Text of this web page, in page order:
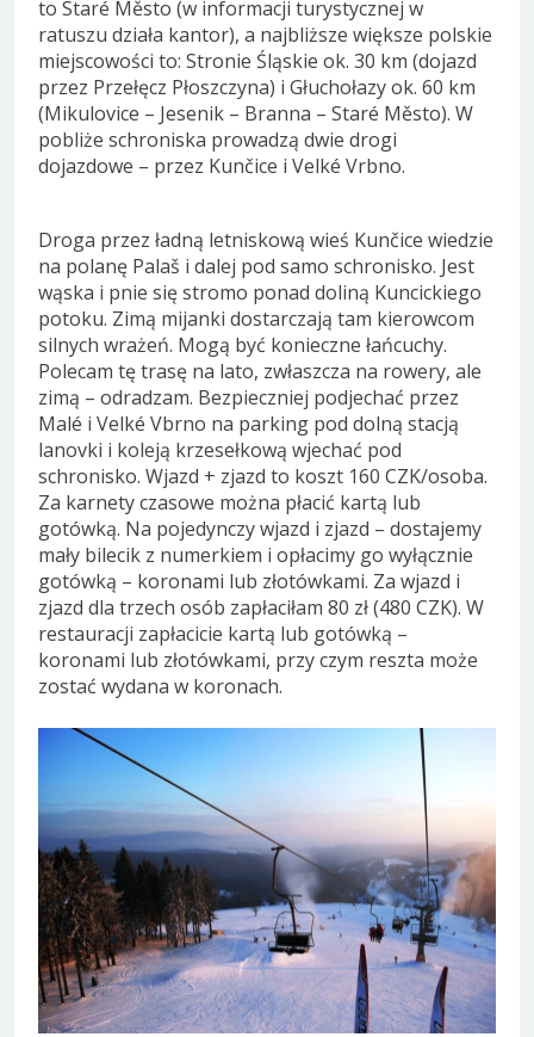
to Staré Město (w informacji turystycznej w
ratuszu działa kantor), a najbliższe większe polskie
miejscowości to: Stronie Śląskie ok. 30 km (dojazd
przez Przełęcz Płoszczyna) i Głuchołazy ok. 60 km
(Mikulovice – Jesenik – Branna – Staré Město). W
pobliże schroniska prowadzą dwie drogi
dojazdowe – przez Kunčice i Velké Vrbno.
Droga przez ładną letniskową wieś Kunčice wiedzie
na polanę Palaš i dalej pod samo schronisko. Jest
wąska i pnie się stromo ponad doliną Kuncickiego
potoku. Zimą mijanki dostarczają tam kierowcom
silnych wrażeń. Mogą być konieczne łańcuchy.
Polecam tę trasę na lato, zwłaszcza na rowery, ale
zimą – odradzam. Bezpieczniej podjechać przez
Malé i Velké Vbrno na parking pod dolną stacją
lanovki i koleją krzesełkową wjechać pod
schronisko. Wjazd + zjazd to koszt 160 CZK/osoba.
Za karnety czasowe można płacić kartą lub
gotówką. Na pojedynczy wjazd i zjazd – dostajemy
mały bilecik z numerkiem i opłacimy go wyłącznie
gotówką – koronami lub złotówkami. Za wjazd i
zjazd dla trzech osób zapłaciłam 80 zł (480 CZK). W
restauracji zapłacicie kartą lub gotówką –
koronami lub złotówkami, przy czym reszta może
zostać wydana w koronach.